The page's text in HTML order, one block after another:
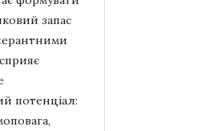
запас
потенціал: